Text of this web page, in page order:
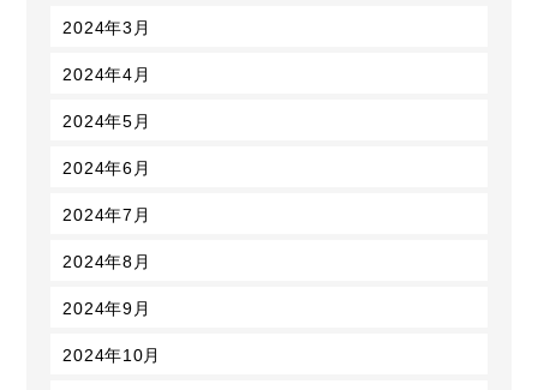
2024年3月
2024年4月
2024年5月
2024年6月
2024年7月
2024年8月
2024年9月
2024年10月